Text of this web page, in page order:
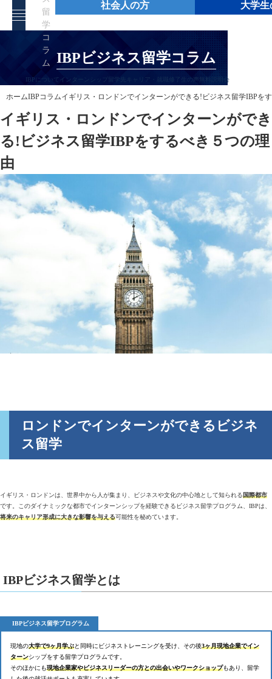
留
学
コ
ラ
ム
社会人の方 大学生
IBPについて インターンシップ 留学先 キャリア・就職 修了生の声 無料説明会
IBPビジネス留学コラム
ホームIBPコラムイギリス・ロンドンでインターンができる!ビジネス留学IBPを
イギリス・ロンドンでインターンができ
る!ビジネス留学IBPをするべき５つの理
由
ロンドンでインターンができるビジネ
ス留学
イギリス・ロンドンは、世界中から人が集まり、ビジネスや文化の中心地として知られる国際都市
です。このダイナミックな都市でインターンシップを経験できるビジネス留学プログラム、IBPは、
将来のキャリア形成に大きな影響を与える可能性を秘めています。
IBPビジネス留学とは
IBPビジネス留学プログラム
現地の大学で9ヶ月学ぶと同時にビジネストレーニングを受け、その後3ヶ月現地企業でイン
ターンシップをする留学プログラムです。
そのほかにも現地企業家やビジネスリーダーの方との出会いやワークショップもあり、留学